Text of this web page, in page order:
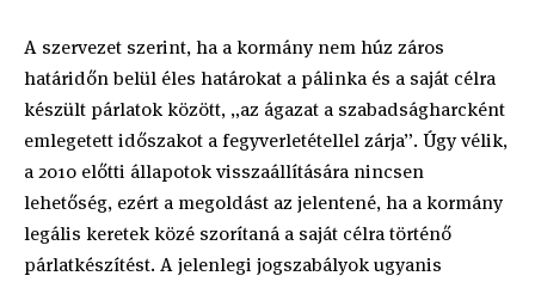
A szervezet szerint, ha a kormány nem húz záros
határidőn belül éles határokat a pálinka és a saját célra
készült párlatok között, „az ágazat a szabadságharcként
emlegetett időszakot a fegyverletétellel zárja”. Úgy vélik,
a 2010 előtti állapotok visszaállítására nincsen
lehetőség, ezért a megoldást az jelentené, ha a kormány
legális keretek közé szorítaná a saját célra történő
párlatkészítést. A jelenlegi jogszabályok ugyanis